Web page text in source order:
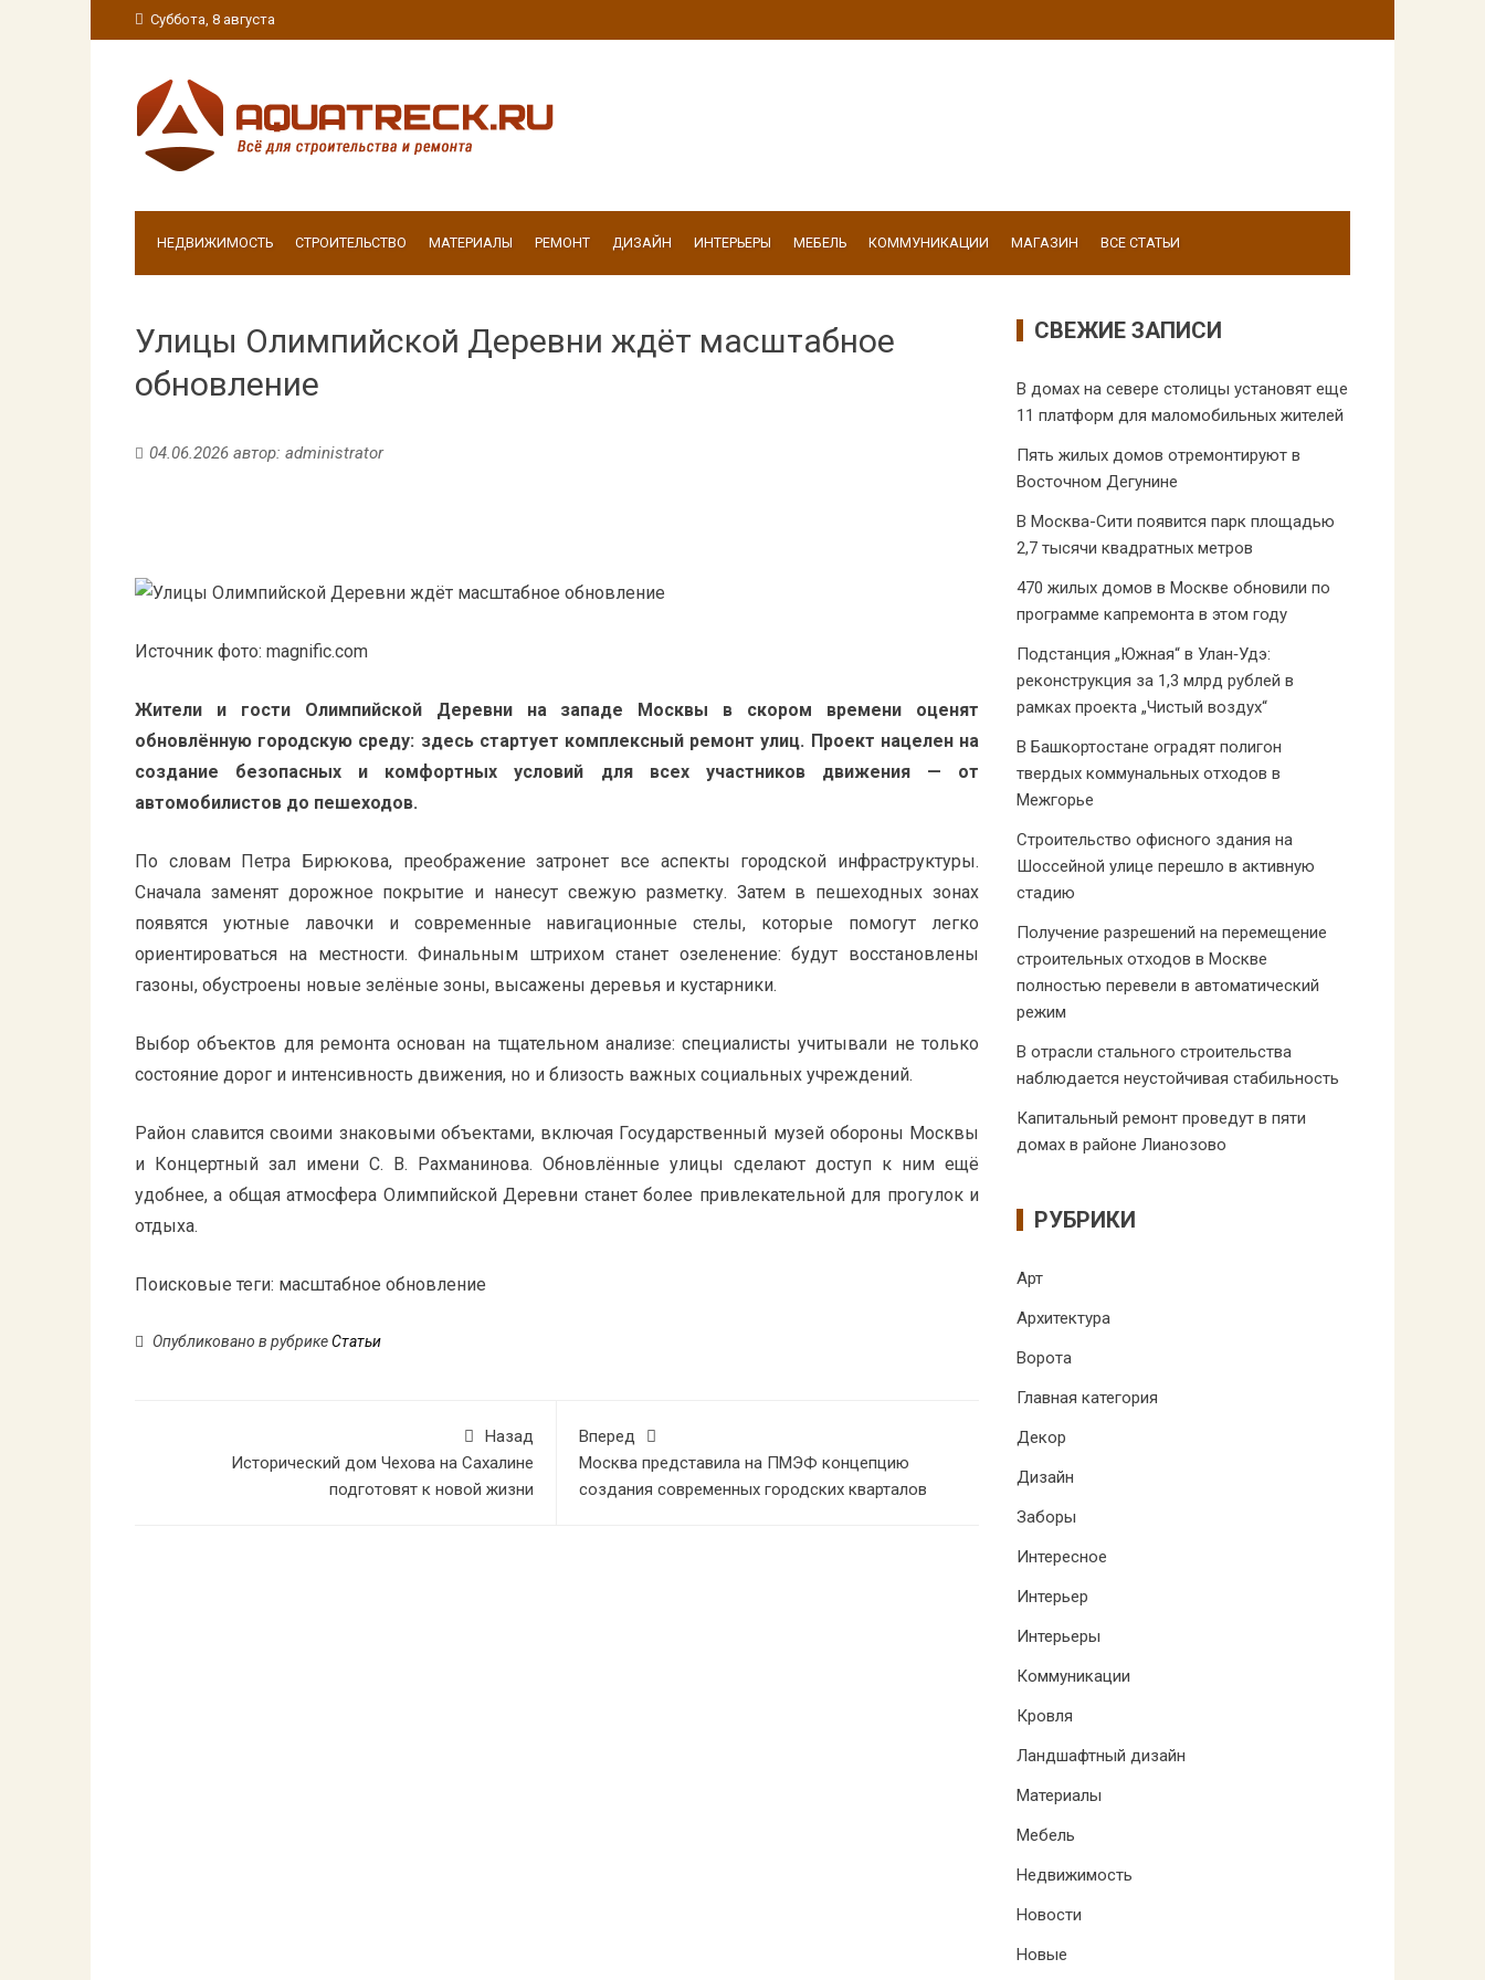
Суббота, 8 августа
НЕДВИЖИМОСТЬ СТРОИТЕЛЬСТВО МАТЕРИАЛЫ РЕМОНТ ДИЗАЙН ИНТЕРЬЕРЫ МЕБЕЛЬ КОММУНИКАЦИИ МАГАЗИН ВСЕ СТАТЬИ
Улицы Олимпийской Деревни ждёт масштабное
обновление
04.06.2026 автор: administrator
Источник фото: magnific.com
Жители и гости Олимпийской Деревни на западе Москвы в скором времени оценят
обновлённую городскую среду: здесь стартует комплексный ремонт улиц. Проект нацелен на
создание безопасных и комфортных условий для всех участников движения — от
автомобилистов до пешеходов.
По словам Петра Бирюкова, преображение затронет все аспекты городской инфраструктуры.
Сначала заменят дорожное покрытие и нанесут свежую разметку. Затем в пешеходных зонах
появятся уютные лавочки и современные навигационные стелы, которые помогут легко
ориентироваться на местности. Финальным штрихом станет озеленение: будут восстановлены
газоны, обустроены новые зелёные зоны, высажены деревья и кустарники.
Выбор объектов для ремонта основан на тщательном анализе: специалисты учитывали не только
состояние дорог и интенсивность движения, но и близость важных социальных учреждений.
Район славится своими знаковыми объектами, включая Государственный музей обороны Москвы
и Концертный зал имени С. В. Рахманинова. Обновлённые улицы сделают доступ к ним ещё
удобнее, а общая атмосфера Олимпийской Деревни станет более привлекательной для прогулок и
отдыха.
Поисковые теги: масштабное обновление
Опубликовано в рубрикеСтатьи
Назад
Исторический дом Чехова на Сахалине
подготовят к новой жизни
Вперед
Москва представила на ПМЭФ концепцию
создания современных городских кварталов
СВЕЖИЕ ЗАПИСИ
В домах на севере столицы установят еще
11 платформ для маломобильных жителей
Пять жилых домов отремонтируют в
Восточном Дегунине
В Москва-Сити появится парк площадью
2,7 тысячи квадратных метров
470 жилых домов в Москве обновили по
программе капремонта в этом году
Подстанция „Южная“ в Улан‑Удэ:
реконструкция за 1,3 млрд рублей в
рамках проекта „Чистый воздух“
В Башкортостане оградят полигон
твердых коммунальных отходов в
Межгорье
Строительство офисного здания на
Шоссейной улице перешло в активную
стадию
Получение разрешений на перемещение
строительных отходов в Москве
полностью перевели в автоматический
режим
В отрасли стального строительства
наблюдается неустойчивая стабильность
Капитальный ремонт проведут в пяти
домах в районе Лианозово
РУБРИКИ
Арт
Архитектура
Ворота
Главная категория
Декор
Дизайн
Заборы
Интересное
Интерьер
Интерьеры
Коммуникации
Кровля
Ландшафтный дизайн
Материалы
Мебель
Недвижимость
Новости
Новые